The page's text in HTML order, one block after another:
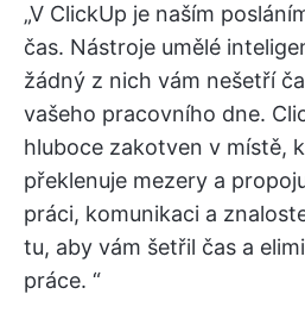
„V ClickUp je naším
čas. Nástroje umělé
žádný z nich vám nešetří
vašeho pracovního dne.
hluboce zakotven v místě,
překlenuje mezery a
práci, komunikaci a
tu, aby vám šetřil čas a
práce. “